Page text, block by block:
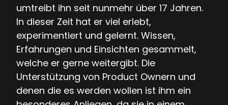
umtreibt ihn seit nunmehr über 17 Jahren.
In dieser Zeit hat er viel erlebt,
experimentiert und gelernt. Wissen,
Erfahrungen und Einsichten gesammelt,
welche er gerne weitergibt. Die
Unterstützung von Product Ownern und
denen die es werden wollen ist ihm ein